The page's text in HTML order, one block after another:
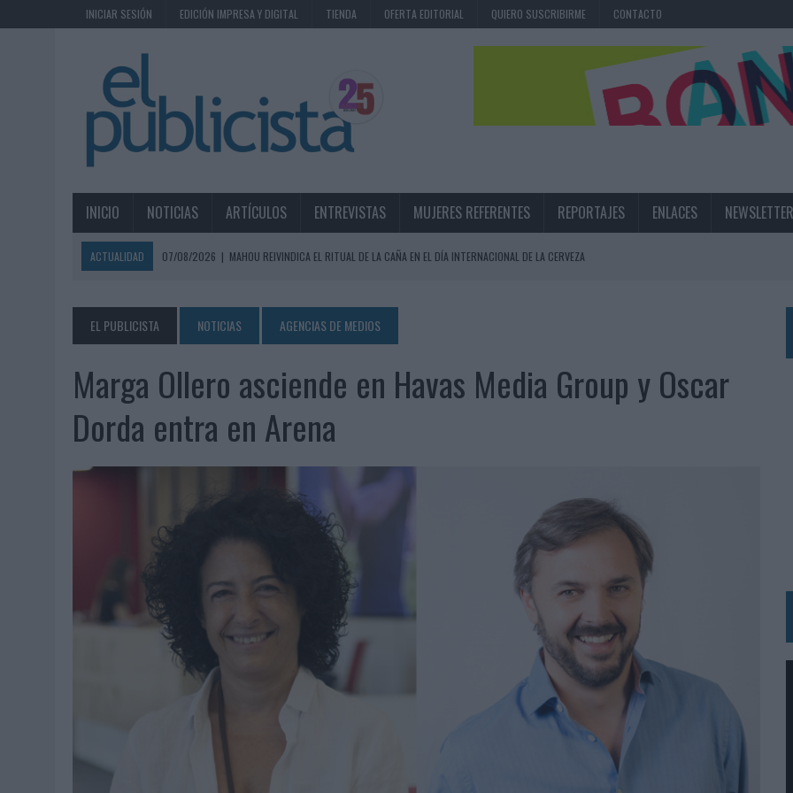
INICIAR SESIÓN EDICIÓN IMPRESA Y DIGITAL TIENDA OFERTA EDITORIAL QUIERO SUSCRIBIRME CONTACTO
INICIO NOTICIAS ARTÍCULOS ENTREVISTAS MUJERES REFERENTES REPORTAJES ENLACES NEWSLETTER
ACTUALIDAD 07/08/2026 | MAHOU REIVINDICA EL RITUAL DE LA CAÑA EN EL DÍA INTERNACIONAL DE LA CERVEZA
07/08/2026 | EL VERANO PONE A PRUEBA LA ESTRATEGIA DIGITAL DE LAS MARCAS
07/08/2026
VUELING CONVIERTE LOS RECUERDOS EN SOUVENIRS CON IA
07/08/2026
CUANDO SE APAGUE EL SOL, EL ECLIPSE DE 2026 PONDRÁ A PRUEBA LA CREATIVIDAD DE LAS MARCAS
06/08/2026
‘LA VUELTA’, DE FENOMENAL PARA MÁLAGA CF
LA TELEVISIÓN SIGUE LIDERANDO EL CONSUMO DE MEDIOS EN VERANO Y SUPERA AL MÓVIL COMO DISPOSITIVO MÁS UTILIZADO
EL USO DE LA IA GENERATIVA ALCANZA YA AL 62% DE LOS ESPAÑOLES
SYSTEM1 NOMBRA A KIMBERLY BASTONI COMO NUEVA DIRECTORA COMERCIAL GLOBAL
FRIGO Y UNIQLO LANZAN UNA COLECCIÓN PERSONALIZABLE INSPIRADA EN CORNETTO, CALIPPO Y SOLERO
06/08/2026
| LA IA ESTÁ SUBIENDO EL LISTÓN DE LA CREATIVIDAD
BEON WORLDWIDE LANZA RAÍZ URBANA PARA TRANSFORMAR EL PATRIMONIO HISTÓRICO EN ACTIVOS CULTURALES Y ECONÓMICOS
FABRA COMUNICACIÓN INCORPORA A CASONÁ Y ASUME LA GESTIÓN DE SUS RELACIONES CON LOS MEDIOS
LOPESAN HOTELS & RESORTS ACERCA EL PARAÍSO CANARIO EN SU ÚLTIMA CAMPAÑA INTERNACIONAL
LUIS ARQUILLOS (BURGO DE ARIAS): “LA CONSTRUCCIÓN DE MARCA A LARGO PLAZO Y LA MEDICIÓN SON DOS CARAS DE LA MISMA
04/08/2026
EL PUBLICISTA NOTICIAS AGENCIAS DE MEDIOS
Marga Ollero asciende en Havas Media Group y Oscar
Dorda entra en Arena